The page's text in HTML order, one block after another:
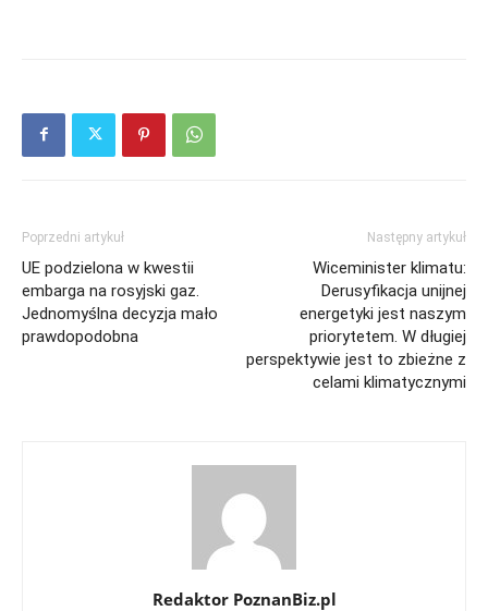
Poprzedni artykuł
UE podzielona w kwestii
embarga na rosyjski gaz.
Jednomyślna decyzja mało
prawdopodobna
Następny artykuł
Wiceminister klimatu:
Derusyfikacja unijnej
energetyki jest naszym
priorytetem. W długiej
perspektywie jest to zbieżne z
celami klimatycznymi
Redaktor PoznanBiz.pl